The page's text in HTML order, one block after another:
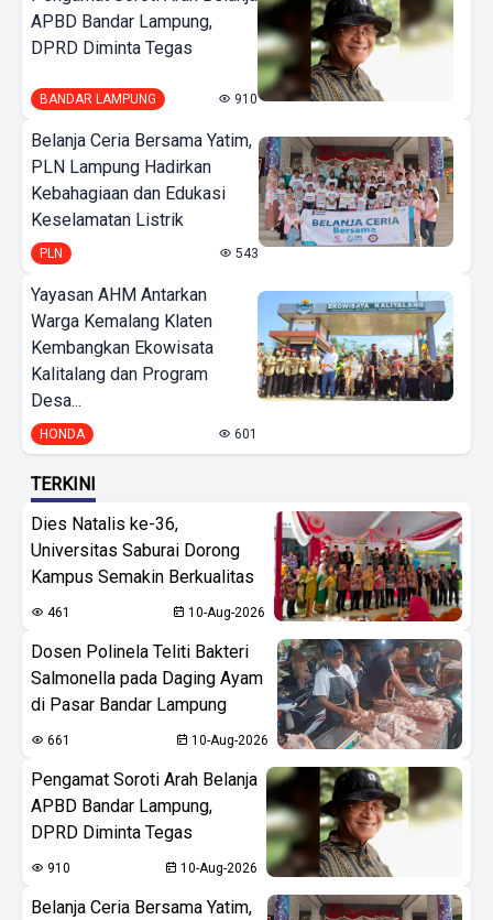
APBD Bandar Lampung,
DPRD Diminta Tegas
BANDAR LAMPUNG 910
Belanja Ceria Bersama Yatim,
PLN Lampung Hadirkan
Kebahagiaan dan Edukasi
Keselamatan Listrik
PLN 543
Yayasan AHM Antarkan
Warga Kemalang Klaten
Kembangkan Ekowisata
Kalitalang dan Program
Desa...
HONDA 601
TERKINI
Dies Natalis ke-36,
Universitas Saburai Dorong
Kampus Semakin Berkualitas
461 10-Aug-2026
Dosen Polinela Teliti Bakteri
Salmonella pada Daging Ayam
di Pasar Bandar Lampung
661 10-Aug-2026
Pengamat Soroti Arah Belanja
APBD Bandar Lampung,
DPRD Diminta Tegas
910 10-Aug-2026
Belanja Ceria Bersama Yatim,